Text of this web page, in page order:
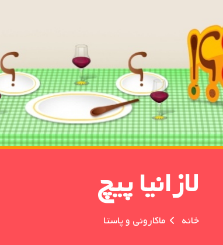
لازانیا پیچ
خانه ماکارونی و پاستا